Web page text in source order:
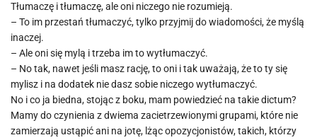
Tłumaczę i tłumaczę, ale oni niczego nie rozumieją.
– To im przestań tłumaczyć, tylko przyjmij do wiadomości, że myślą
inaczej.
– Ale oni się mylą i trzeba im to wytłumaczyć.
– No tak, nawet jeśli masz rację, to oni i tak uważają, że to ty się
mylisz i na dodatek nie dasz sobie niczego wytłumaczyć.
No i co ja biedna, stojąc z boku, mam powiedzieć na takie dictum?
Mamy do czynienia z dwiema zacietrzewionymi grupami, które nie
zamierzają ustąpić ani na jotę, lżąc opozycjonistów, takich, którzy